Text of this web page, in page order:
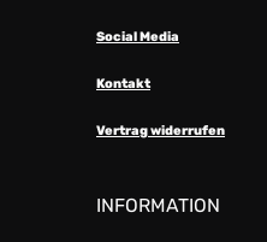
Social Media
Kontakt
Vertrag widerrufen
INFORMATION